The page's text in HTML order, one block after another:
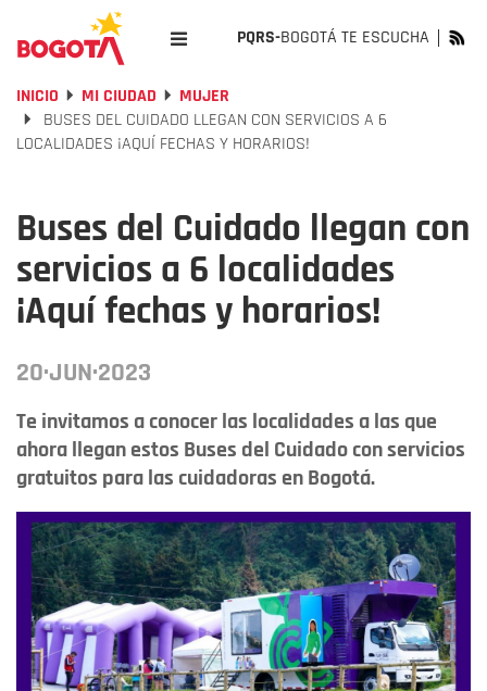
PQRS-BOGOTÁ TE ESCUCHA
INICIO MI CIUDAD
MUJER
BUSES DEL CUIDADO LLEGAN CON SERVICIOS A 6
LOCALIDADES ¡AQUÍ FECHAS Y HORARIOS!
Buses del Cuidado llegan con
servicios a 6 localidades
¡Aquí fechas y horarios!
20·JUN·2023
Te invitamos a conocer las localidades a las que
ahora llegan estos Buses del Cuidado con servicios
gratuitos para las cuidadoras en Bogotá.